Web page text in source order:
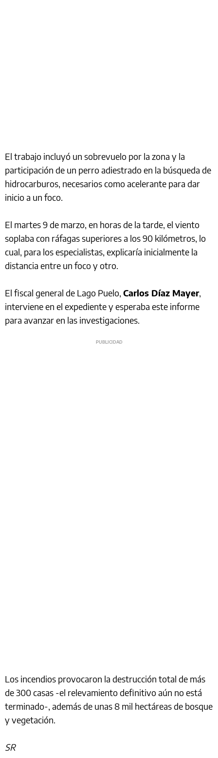
El trabajo incluyó un sobrevuelo por la zona y la
participación de un perro adiestrado en la búsqueda de
hidrocarburos, necesarios como acelerante para dar
inicio a un foco.
El martes 9 de marzo, en horas de la tarde, el viento
soplaba con ráfagas superiores a los 90 kilómetros, lo
cual, para los especialistas, explicaría inicialmente la
distancia entre un foco y otro.
El fiscal general de Lago Puelo, Carlos Díaz Mayer,
interviene en el expediente y esperaba este informe
para avanzar en las investigaciones.
Los incendios provocaron la destrucción total de más
de 300 casas -el relevamiento definitivo aún no está
terminado-, además de unas 8 mil hectáreas de bosque
y vegetación.
SR